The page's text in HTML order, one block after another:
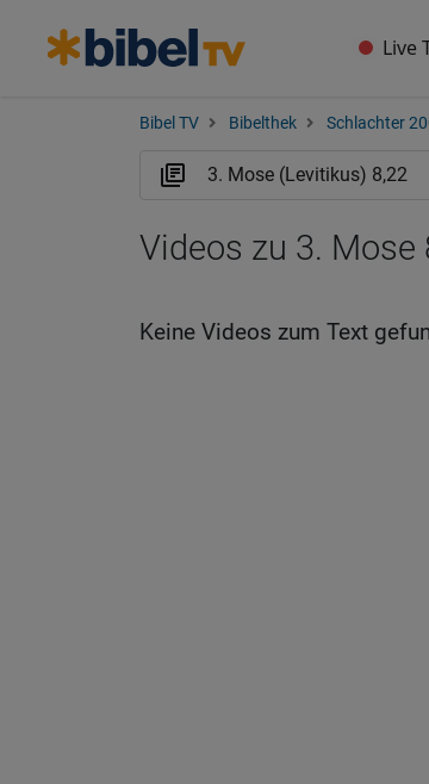
Live
Bibel TV Bibelthek Schlachter
Videos zu 3. Mose
Keine Videos zum Text